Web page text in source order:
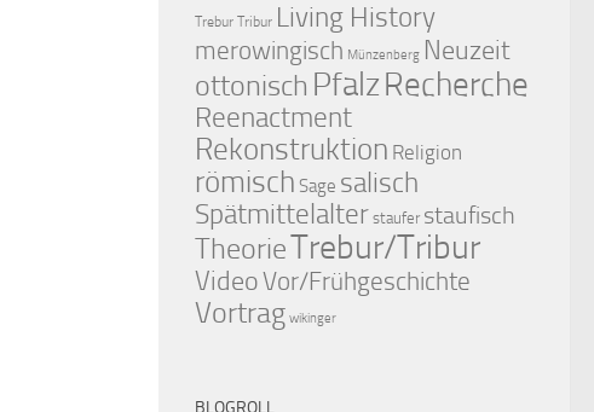
Trebur Tribur Living History
merowingisch Münzenberg Neuzeit
ottonisch PfalzRecherche
Reenactment
Rekonstruktion Religion
römisch Sage salisch
Spätmittelalter staufer staufisch
TheorieTrebur/Tribur
VideoVor/Frühgeschichte
Vortrag wikinger